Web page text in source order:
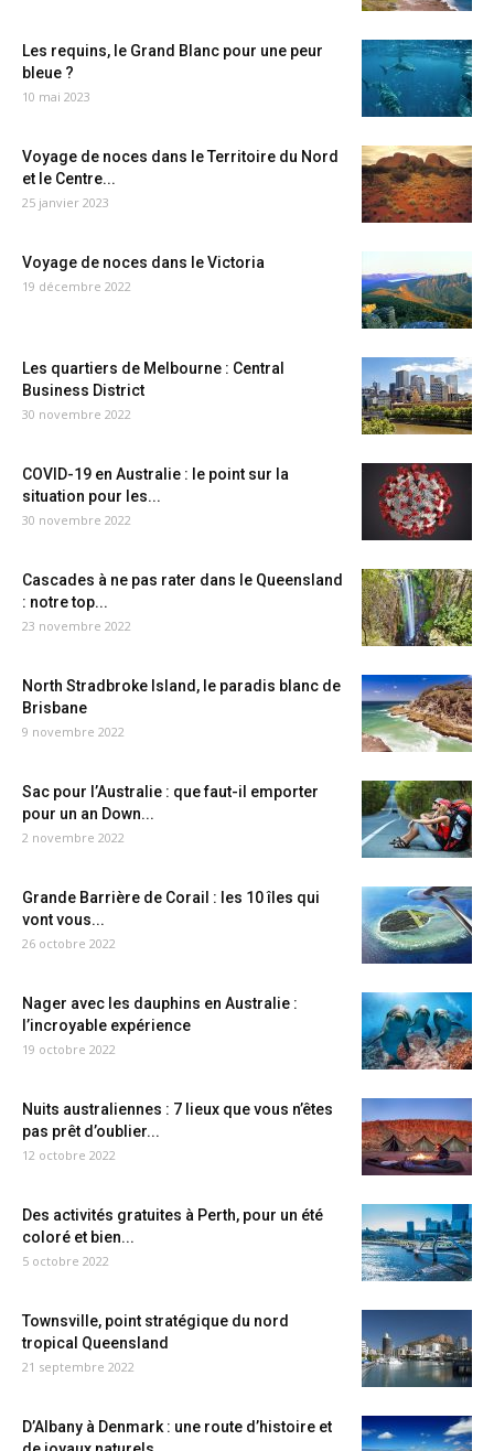
Les requins, le Grand Blanc pour une peur
bleue ?
10 mai 2023
Voyage de noces dans le Territoire du Nord
et le Centre...
25 janvier 2023
Voyage de noces dans le Victoria
19 décembre 2022
Les quartiers de Melbourne : Central
Business District
30 novembre 2022
COVID-19 en Australie : le point sur la
situation pour les...
30 novembre 2022
Cascades à ne pas rater dans le Queensland
: notre top...
23 novembre 2022
North Stradbroke Island, le paradis blanc de
Brisbane
9 novembre 2022
Sac pour l’Australie : que faut-il emporter
pour un an Down...
2 novembre 2022
Grande Barrière de Corail : les 10 îles qui
vont vous...
26 octobre 2022
Nager avec les dauphins en Australie :
l’incroyable expérience
19 octobre 2022
Nuits australiennes : 7 lieux que vous n’êtes
pas prêt d’oublier...
12 octobre 2022
Des activités gratuites à Perth, pour un été
coloré et bien...
5 octobre 2022
Townsville, point stratégique du nord
tropical Queensland
21 septembre 2022
D’Albany à Denmark : une route d’histoire et